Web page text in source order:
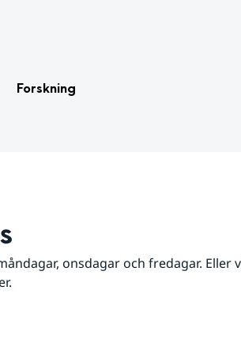
Forskning
onsdagar och fredagar. Eller